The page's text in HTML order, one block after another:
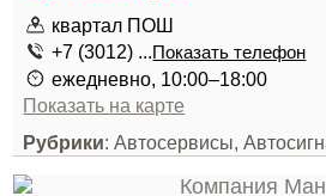
квартал ПОШ
+7 (3012) ...Показать телефон
ежедневно, 10:00–18:00
Показать на карте
Рубрики: Автосервисы,